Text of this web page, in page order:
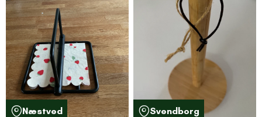
Næstved
Svendborg